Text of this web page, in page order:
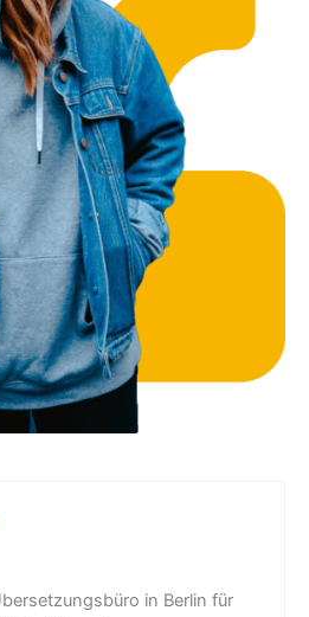
in Berlin für